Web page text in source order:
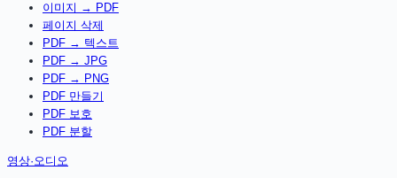
이미지 → PDF
페이지 삭제
PDF → 텍스트
PDF → JPG
PDF → PNG
PDF 만들기
PDF 보호
PDF 분할
영상·오디오